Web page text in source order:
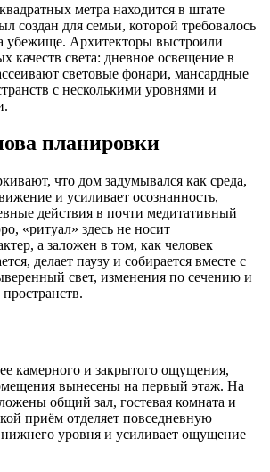
метра находится в штате
создан для семьи, которой требовалось
убежище. Архитекторы выстроили
качеств света: дневное освещение в
световые фонари, мансардные
с несколькими уровнями и
планировки
что дом задумывался как среда,
и усиливает осознанность,
действия в почти медитативный
«ритуал» здесь не носит
а заложен в том, как человек
делает паузу и собирается вместе с
свет, изменения по сечению и
камерного и закрытого ощущения,
вынесены на первый этаж. На
общий зал, гостевая комната и
приём отделяет повседневную
уровня и усиливает ощущение